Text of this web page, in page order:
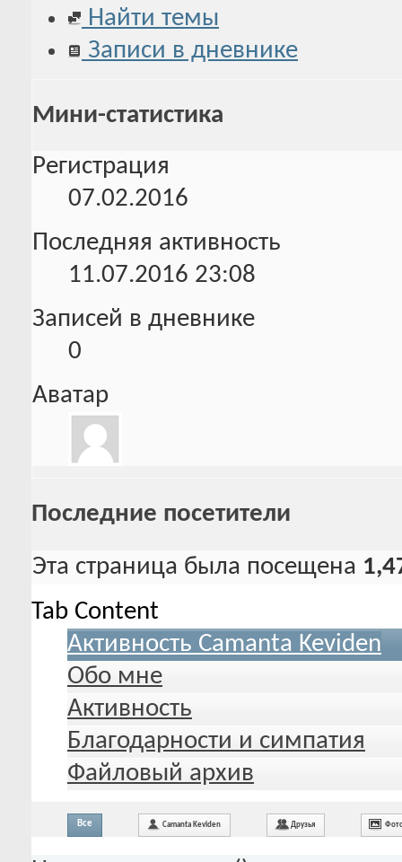
Найти темы
Записи в дневнике
Мини-статистика
Регистрация
07.02.2016
Последняя активность
11.07.2016 23:08
Записей в дневнике
0
Аватар
Последние посетители
Эта страница была посещена
Tab Content
Активность Camanta Keviden
Обо мне
Активность
Благодарности и симпатия
Файловый архив
Все Camanta Keviden Друзья